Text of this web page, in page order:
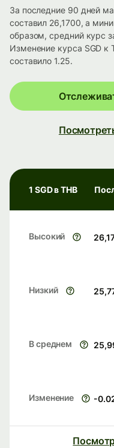
За последние 90 дней
составил 26,1700, а
образом, средний курс
Изменение курса SGD к
составило 1.25.
1 SGD в THB
Высокий
Низкий
В среднем
Изменение -